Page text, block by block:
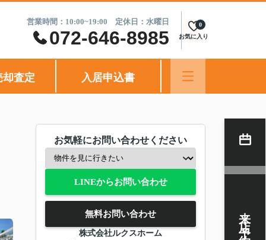
営業時間：10:00~19:00 定休日：水曜日
072-646-8985 お気に入り
0
却査定 入居申込書
お気軽にお問い合わせください
LINEからお問い合わせ
無料お問い合わせ
株式会社ルクスホーム 来店予約